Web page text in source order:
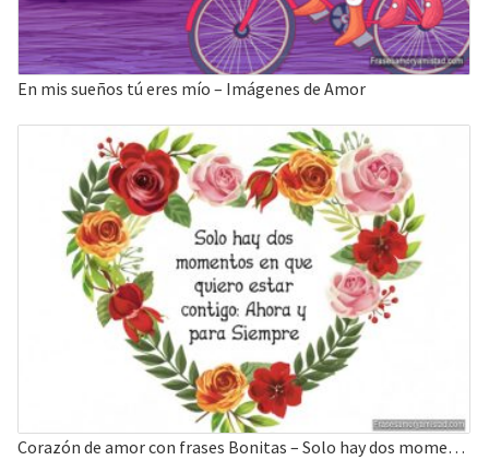
En mis sueños tú eres mío – Imágenes de Amor
Corazón de amor con frases Bonitas – Solo hay dos momentos